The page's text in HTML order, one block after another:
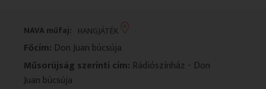
NAVA műfaj: HANGJÁTÉK
Főcím: Don Juan búcsúja
Műsorújság szerinti cím: Rádiószínház - Don
Juan búcsúja